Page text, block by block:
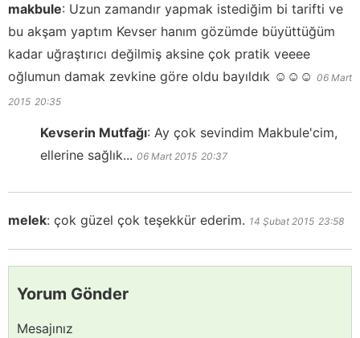
makbule: Uzun zamandır yapmak istediğim bi tarifti ve
bu akşam yaptım Kevser hanım gözümde büyüttüğüm
kadar uğraştırıcı değilmiş aksine çok pratik veeee
oğlumun damak zevkine göre oldu bayıldık ☺️☺️☺️ 06 Mart
2015 20:35
Kevserin Mutfağı: Ay çok sevindim Makbule'cim,
ellerine sağlık... 06 Mart 2015 20:37
melek: çok güzel çok teşekkür ederim. 14 Şubat 2015 23:58
Yorum Gönder
Mesajınız